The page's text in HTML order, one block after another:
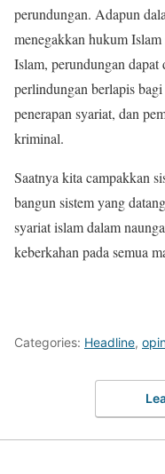
perundungan. Adapun
menegakkan hukum Islam
Islam, perundungan
perlindungan berlapis
penerapan syariat, dan
kriminal.
Saatnya kita campakkan
bangun sistem yang
syariat islam dalam
keberkahan pada semua
Categories: Headline,